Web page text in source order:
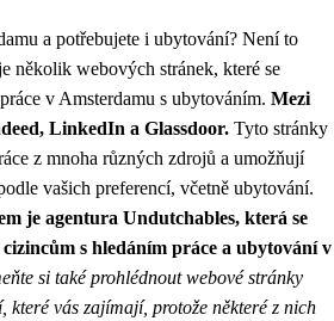
a potřebujete i ubytování? Není to
několik webových stránek, které se
v Amsterdamu s ubytováním. Mezi
LinkedIn a Glassdoor. Tyto stránky
z mnoha různých zdrojů a umožňují
vašich preferencí, včetně ubytování.
je agentura Undutchables, která se
s hledáním práce a ubytování v
si také prohlédnout webové stránky
které vás zajímají, protože některé z nich